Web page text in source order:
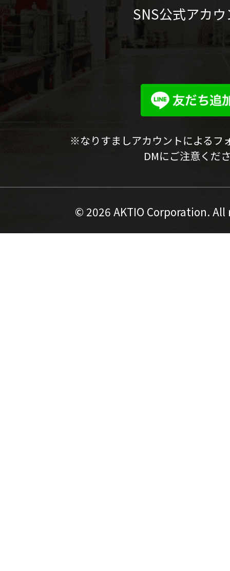
SNS公式アカ
※なりすましアカウントによるフ
DMにご注意くだ
© 2026 AKTIO Corporation.